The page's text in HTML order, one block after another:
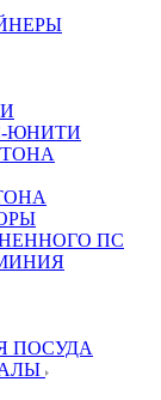
ЮНИТИ
ПС
ПОСУДА